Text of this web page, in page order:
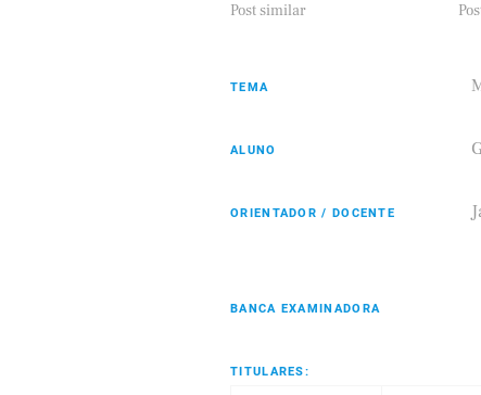
Post similar
TEMA
ALUNO
ORIENTADOR / DOCENTE
BANCA EXAMINADORA
TITULARES: